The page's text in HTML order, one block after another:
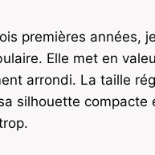
premières années,
Elle met en
arrondi. La taille
silhouette compacte